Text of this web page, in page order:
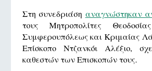
Στη συνεδριάση αναγνώστηκαν
τους Μητροπολίτες
Συμφερουπόλεως και Κριμαίας
Επίσκοπο Ντζανκόι Αλέξιο,
καθεστών των Επισκοπών τους.